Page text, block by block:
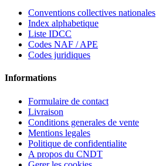
Conventions collectives nationales
Index alphabetique
Liste IDCC
Codes NAF / APE
Codes juridiques
Informations
Formulaire de contact
Livraison
Conditions generales de vente
Mentions legales
Politique de confidentialite
A propos du CNDT